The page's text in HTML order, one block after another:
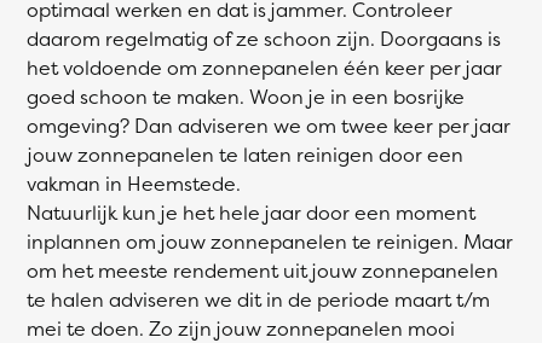
optimaal werken en dat is jammer. Controleer
daarom regelmatig of ze schoon zijn. Doorgaans is
het voldoende om zonnepanelen één keer per jaar
goed schoon te maken. Woon je in een bosrijke
omgeving? Dan adviseren we om twee keer per jaar
jouw zonnepanelen te laten reinigen door een
vakman in Heemstede.
Natuurlijk kun je het hele jaar door een moment
inplannen om jouw zonnepanelen te reinigen. Maar
om het meeste rendement uit jouw zonnepanelen
te halen adviseren we dit in de periode maart t/m
mei te doen. Zo zijn jouw zonnepanelen mooi